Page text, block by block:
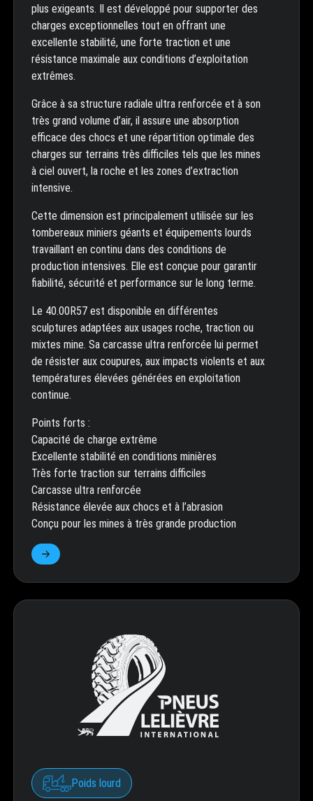
plus exigeants. Il est développé pour supporter des
charges exceptionnelles tout en offrant une
excellente stabilité, une forte traction et une
résistance maximale aux conditions d’exploitation
extrêmes.
Grâce à sa structure radiale ultra renforcée et à son
très grand volume d’air, il assure une absorption
efficace des chocs et une répartition optimale des
charges sur terrains très difficiles tels que les mines
à ciel ouvert, la roche et les zones d’extraction
intensive.
Cette dimension est principalement utilisée sur les
tombereaux miniers géants et équipements lourds
travaillant en continu dans des conditions de
production intensives. Elle est conçue pour garantir
fiabilité, sécurité et performance sur le long terme.
Le 40.00R57 est disponible en différentes
sculptures adaptées aux usages roche, traction ou
mixtes mine. Sa carcasse ultra renforcée lui permet
de résister aux coupures, aux impacts violents et aux
températures élevées générées en exploitation
continue.
Points forts :
Capacité de charge extrême
Excellente stabilité en conditions minières
Très forte traction sur terrains difficiles
Carcasse ultra renforcée
Résistance élevée aux chocs et à l’abrasion
Conçu pour les mines à très grande production
Poids lourd